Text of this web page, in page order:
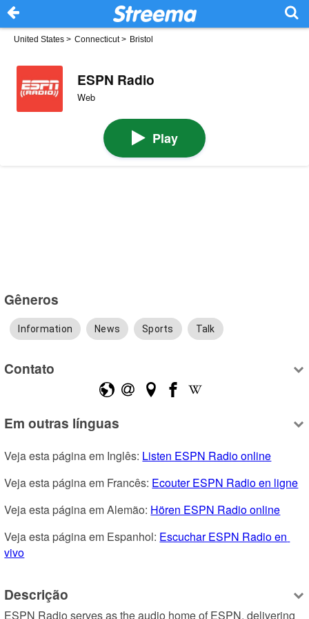
United States > Connecticut> Bristol
ESPN Radio
Web
Play
Gêneros
Information News Sports Talk
Contato
Em outras línguas
Veja esta página em Inglês: Listen ESPN Radio online
Veja esta página em Francês: Ecouter ESPN Radio en ligne
Veja esta página em Alemão: Hören ESPN Radio online
Veja esta página em Espanhol: Escuchar ESPN Radio en
vivo
Descrição
ESPN Radio serves as the audio home of ESPN, delivering